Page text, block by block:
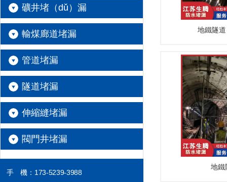
礦井堵（dǔ）漏
輸煤廊道堵漏
管道堵漏
隧道堵漏
伸縮縫堵漏
閥門井堵漏
手 機：173-5239-3988
地鐵隧
地鐵